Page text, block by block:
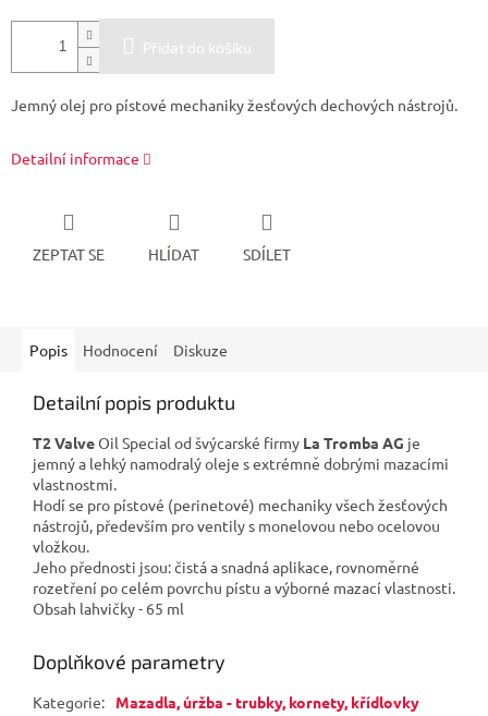
Přidat do košíku
Jemný olej pro pístové mechaniky žesťových dechových nástrojů.
Detailní informace
ZEPTAT SE HLÍDAT SDÍLET
Popis Hodnocení Diskuze
Detailní popis produktu
T2 ValveOil Special od švýcarské firmy La Tromba AG je
jemný a lehký namodralý oleje s extrémně dobrými mazacími
vlastnostmi.
Hodí se pro pístové (perinetové) mechaniky všech žesťových
nástrojů, především pro ventily s monelovou nebo ocelovou
vložkou.
Jeho přednosti jsou: čistá a snadná aplikace, rovnoměrné
rozetření po celém povrchu pístu a výborné mazací vlastnosti.
Obsah lahvičky - 65 ml
Doplňkové parametry
Kategorie:
Mazadla, úržba - trubky, kornety, křídlovky